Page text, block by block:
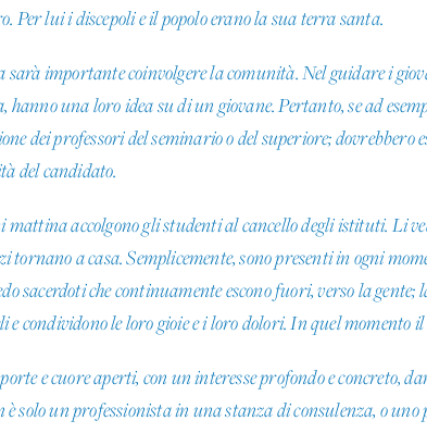
Per lui i discepoli e il popolo erano la sua terra santa.
sarà importante coinvolgere la comunità. Nel guidare i
una loro idea su di un giovane. Pertanto, se ad
dei professori del seminario o del superiore; dovrebbero
del candidato.
accolgono gli studenti al cancello degli istituti. Li
a casa. Semplicemente, sono presenti in ogni
sacerdoti che continuamente escono fuori, verso la gente;
condividono le loro gioie e i loro dolori. In quel momento
e cuore aperti, con un interesse profondo e concreto,
solo un professionista in una stanza di consulenza, o uno